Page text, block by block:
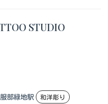
STUDIO
部緑地駅 和洋彫り